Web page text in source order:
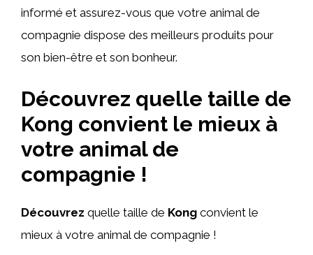
informé et assurez-vous que votre animal de
compagnie dispose des meilleurs produits pour
son bien-être et son bonheur.
Découvrez quelle taille de
Kong convient le mieux à
votre animal de
compagnie !
Découvrez quelle taille de Kong convient le
mieux à votre animal de compagnie !